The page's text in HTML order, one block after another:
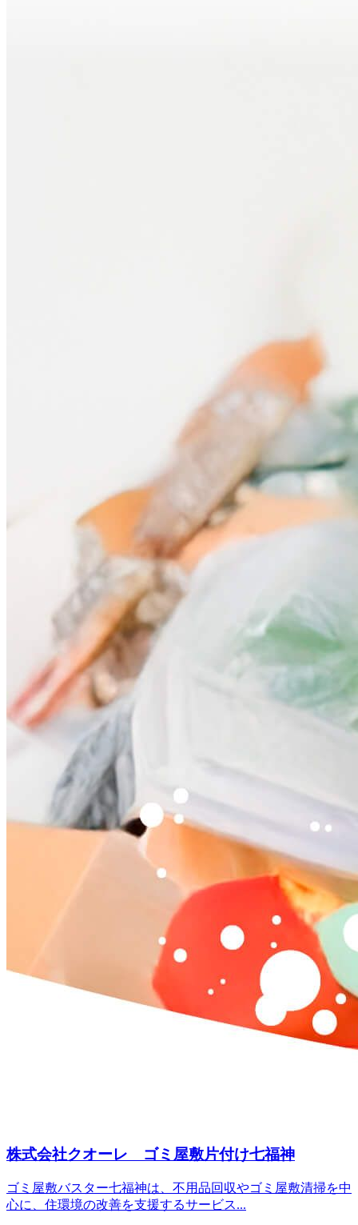
株式会社クオーレ ゴミ屋敷片付け七福神
ゴミ屋敷バスター七福神は、不用品回収やゴミ屋敷清掃を中
心に、住環境の改善を支援するサービス...